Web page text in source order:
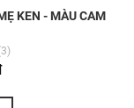
KEN - MÀU CAM